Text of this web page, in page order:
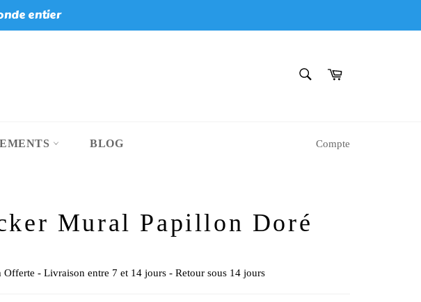
entier
Panier
BLOG Compte
Mural Papillon Doré
Offerte - Livraison entre 7 et 14 jours - Retour sous 14 jours